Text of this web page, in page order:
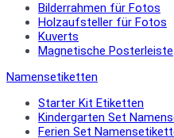
Bilderrahmen für Fotos
Holzaufsteller für Fotos
Kuverts
Magnetische Posterleiste
Namensetiketten
Starter Kit Etiketten
Kindergarten Set
Ferien Set